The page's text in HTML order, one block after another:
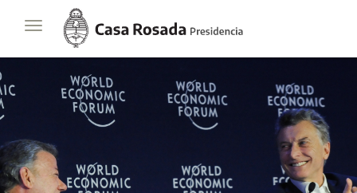
Toggle
navigation
Casa
Rosada
Presidencia
de
Nación
Javier Milei